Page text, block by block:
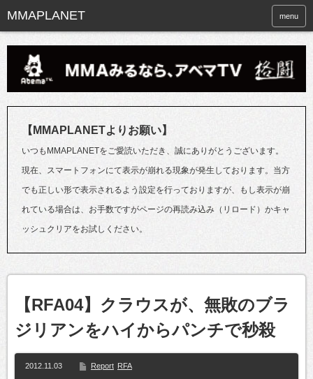
menu
【MMAPLANETよりお願い】
いつもMMAPLANETをご愛読いただき、誠にありがとうございます。
現在、スマートフォンにて表示が崩れる現象が発生しております。当方
でも正しい形で表示されるよう設定を行っておりますが、もし表示が崩
れている場合は、お手数ですがページの再読み込み（リロード）かキャ
ッシュクリアをお試しください。
【RFA04】クラウスが、無敗のブラ
ジリアンをハイからパンチで秒殺
2012.11.03 Report RFA